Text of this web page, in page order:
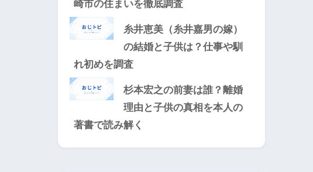
崎市の住まいを徹底調査
糸井恵美（糸井嘉男の嫁）
の結婚と子供は？仕事や馴
れ初めを調査
杉本宏之の前妻は誰？離婚
理由と子供の真相を本人の
著書で読み解く